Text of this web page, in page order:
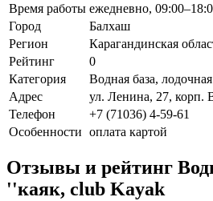
Время работы ежедневно,
Город
Балхаш
Регион
Карагандинская
Рейтинг
0
Категория
Водная база,
Адрес
ул. Ленина, 27, корп.
Телефон
+7 (71036) 4-59-61
Особенности оплата картой
Отзывы и рейтинг
''каяк, club Kayak